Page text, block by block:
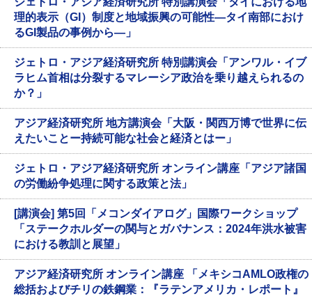
理的表示（GI）制度と地域振興の可能性―タイ南部におけ
るGI製品の事例から―」
ジェトロ・アジア経済研究所 特別講演会「アンワル・イブ
ラヒム首相は分裂するマレーシア政治を乗り越えられるの
か？」
アジア経済研究所 地方講演会「大阪・関西万博で世界に伝
えたいことー持続可能な社会と経済とはー」
ジェトロ・アジア経済研究所 オンライン講座「アジア諸国
の労働紛争処理に関する政策と法」
[講演会] 第5回「メコンダイアログ」国際ワークショップ
「ステークホルダーの関与とガバナンス：2024年洪水被害
における教訓と展望」
アジア経済研究所 オンライン講座 「メキシコAMLO政権の
総括およびチリの鉄鋼業：『ラテンアメリカ・レポート』